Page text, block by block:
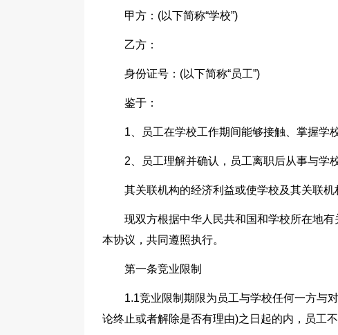
甲方：(以下简称“学校”)
乙方：
身份证号：(以下简称“员工”)
鉴于：
1、员工在学校工作期间能够接触、掌握学
2、员工理解并确认，员工离职后从事与学
其关联机构的经济利益或使学校及其关联机
现双方根据中华人民共和国和学校所在地
本协议，共同遵照执行。
第一条竞业限制
1.1竞业限制期限为员工与学校任何一方与
论终止或者解除是否有理由)之日起的内，员工